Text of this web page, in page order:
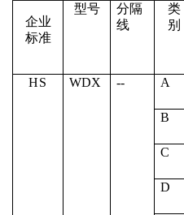
企业
标准
型号
分隔
线
类
别
HS WDX -- A
B
C
D